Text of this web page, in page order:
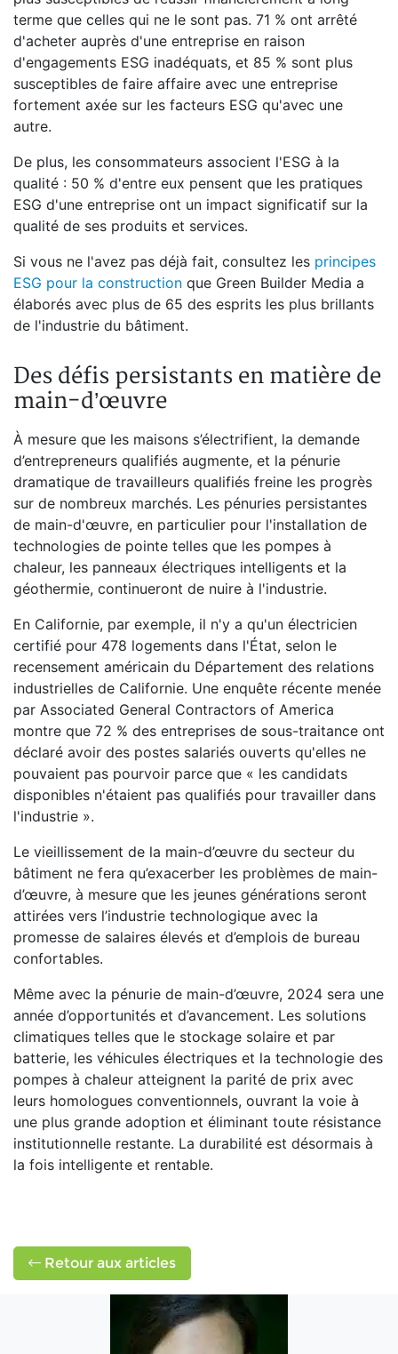
terme que celles qui ne le sont pas. 71 % ont arrêté
d'acheter auprès d'une entreprise en raison
d'engagements ESG inadéquats, et 85 % sont plus
susceptibles de faire affaire avec une entreprise
fortement axée sur les facteurs ESG qu'avec une
autre.
De plus, les consommateurs associent l'ESG à la
qualité : 50 % d'entre eux pensent que les pratiques
ESG d'une entreprise ont un impact significatif sur la
qualité de ses produits et services.
Si vous ne l'avez pas déjà fait, consultez les principes
ESG pour la construction que Green Builder Media a
élaborés avec plus de 65 des esprits les plus brillants
de l'industrie du bâtiment.
Des défis persistants en matière de
main-d’œuvre
À mesure que les maisons s’électrifient, la demande
d’entrepreneurs qualifiés augmente, et la pénurie
dramatique de travailleurs qualifiés freine les progrès
sur de nombreux marchés. Les pénuries persistantes
de main-d'œuvre, en particulier pour l'installation de
technologies de pointe telles que les pompes à
chaleur, les panneaux électriques intelligents et la
géothermie, continueront de nuire à l'industrie.
En Californie, par exemple, il n'y a qu'un électricien
certifié pour 478 logements dans l'État, selon le
recensement américain du Département des relations
industrielles de Californie. Une enquête récente menée
par Associated General Contractors of America
montre que 72 % des entreprises de sous-traitance ont
déclaré avoir des postes salariés ouverts qu'elles ne
pouvaient pas pourvoir parce que « les candidats
disponibles n'étaient pas qualifiés pour travailler dans
l'industrie ».
Le vieillissement de la main-d’œuvre du secteur du
bâtiment ne fera qu’exacerber les problèmes de main-
d’œuvre, à mesure que les jeunes générations seront
attirées vers l’industrie technologique avec la
promesse de salaires élevés et d’emplois de bureau
confortables.
Même avec la pénurie de main-d’œuvre, 2024 sera une
année d’opportunités et d’avancement. Les solutions
climatiques telles que le stockage solaire et par
batterie, les véhicules électriques et la technologie des
pompes à chaleur atteignent la parité de prix avec
leurs homologues conventionnels, ouvrant la voie à
une plus grande adoption et éliminant toute résistance
institutionnelle restante. La durabilité est désormais à
la fois intelligente et rentable.
Retour aux articles